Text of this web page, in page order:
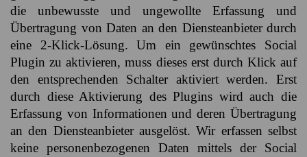
die unbewusste und ungewollte Erfassung und
Übertragung von Daten an den Diensteanbieter durch
eine 2-Klick-Lösung. Um ein gewünschtes Social
Plugin zu aktivieren, muss dieses erst durch Klick auf
den entsprechenden Schalter aktiviert werden. Erst
durch diese Aktivierung des Plugins wird auch die
Erfassung von Informationen und deren Übertragung
an den Diensteanbieter ausgelöst. Wir erfassen selbst
keine personenbezogenen Daten mittels der Social